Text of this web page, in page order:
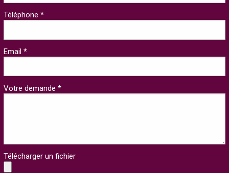
Téléphone *
Email *
Votre demande *
Télécharger un fichier